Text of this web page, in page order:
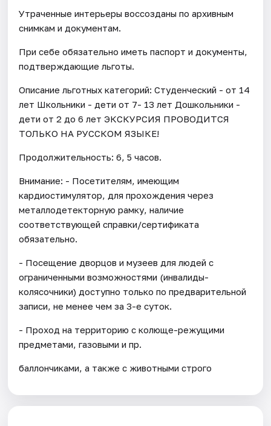
Утраченные интерьеры воссозданы по архивным
снимкам и документам.
При себе обязательно иметь паспорт и документы,
подтверждающие льготы.
Описание льготных категорий: Студенческий - от 14
лет Школьники - дети от 7- 13 лет Дошкольники -
дети от 2 до 6 лет ЭКСКУРСИЯ ПРОВОДИТСЯ
ТОЛЬКО НА РУССКОМ ЯЗЫКЕ!
Продолжительность: 6, 5 часов.
Внимание: - Посетителям, имеющим
кардиостимулятор, для прохождения через
металлодетекторную рамку, наличие
соответствующей справки/сертификата
обязательно.
- Посещение дворцов и музеев для людей с
ограниченными возможностями (инвалиды-
колясочники) доступно только по предварительной
записи, не менее чем за 3-е суток.
- Проход на территорию с колюще-режущими
предметами, газовыми и пр.
баллончиками, а также с животными строго